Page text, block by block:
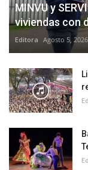
MINVU y
viviendas con
Editora Agosto 5, 2026